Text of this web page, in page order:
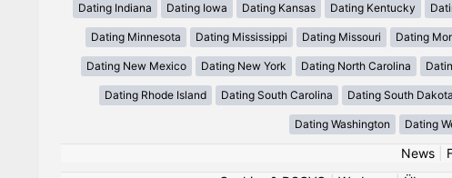
Dating Indiana Dating Iowa Dating Kansas Dating Kentucky
Dating Minnesota Dating Mississippi Dating Missouri Dating
Dating New Mexico Dating New York Dating North Carolina
Dating Rhode Island Dating South Carolina Dating South Dakota
Dating Washington Dating
News|